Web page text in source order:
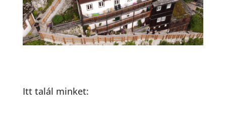
Itt talál minket: